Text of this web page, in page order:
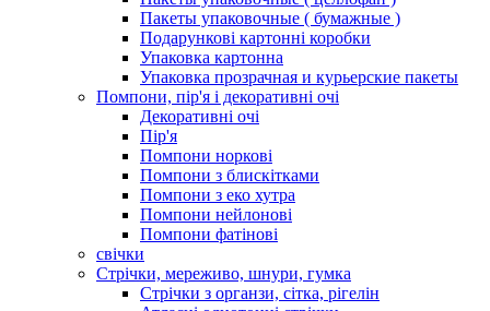
Пакеты упаковочные ( бумажные )
Подарункові картонні коробки
Упаковка картонна
Упаковка прозрачная и курьерские пакеты
Помпони, пір'я і декоративні очі
Декоративні очі
Пір'я
Помпони норкові
Помпони з блискітками
Помпони з еко хутра
Помпони нейлонові
Помпони фатінові
свічки
Стрічки, мереживо, шнури, гумка
Стрічки з органзи, сітка, рігелін